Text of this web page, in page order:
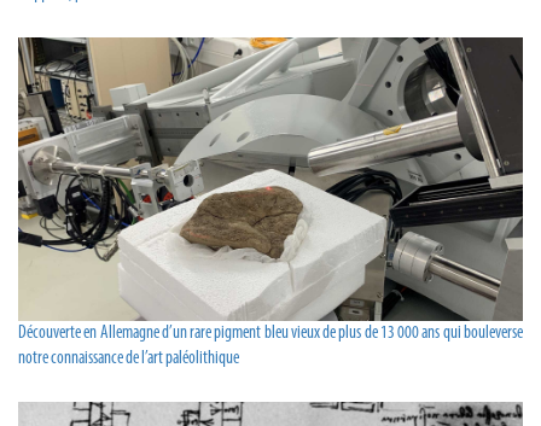
Découverte en Allemagne d’un rare pigment bleu vieux de plus de 13 000 ans qui bouleverse
notre connaissance de l’art paléolithique